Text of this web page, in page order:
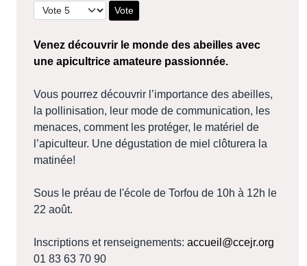
Veuillez voter
Venez découvrir le monde des abeilles avec
une apicultrice amateure passionnée.
Vous pourrez découvrir l’importance des abeilles,
la pollinisation, leur mode de communication, les
menaces, comment les protéger, le matériel de
l’apiculteur. Une dégustation de miel clôturera la
matinée!
Sous le préau de l'école de Torfou de 10h à 12h le
22 août.
Inscriptions et renseignements: accueil@ccejr.org
01 83 63 70 90